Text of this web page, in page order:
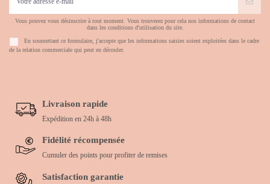
Vous pouvez vous désinscrire à tout moment. Vous trouverez pour cela nos informations de contact
dans les conditions d'utilisation du site.
En soumettant ce formulaire, j'accepte que les informations saisies soient exploitées dans le cadre
de la relation commerciale qui peut en découler.
Livraison rapide
Expédition en 24h à 48h
Fidélité récompensée
Cumuler des points pour profiter de remises
Satisfaction garantie